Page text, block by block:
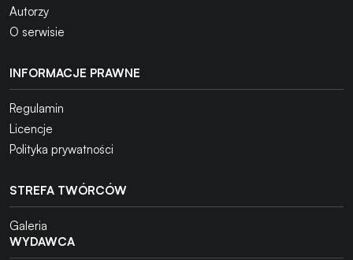
Autorzy
O serwisie
INFORMACJE PRAWNE
Regulamin
Licencje
Polityka prywatności
STREFA TWÓRCÓW
Galeria
WYDAWCA